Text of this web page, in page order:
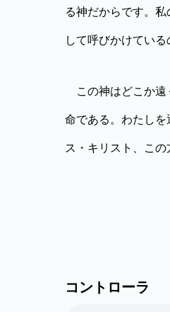
る神だからです。
して呼びかけている
この神はどこか遠
命である。わたし
ス・キリスト、この
コントローラ